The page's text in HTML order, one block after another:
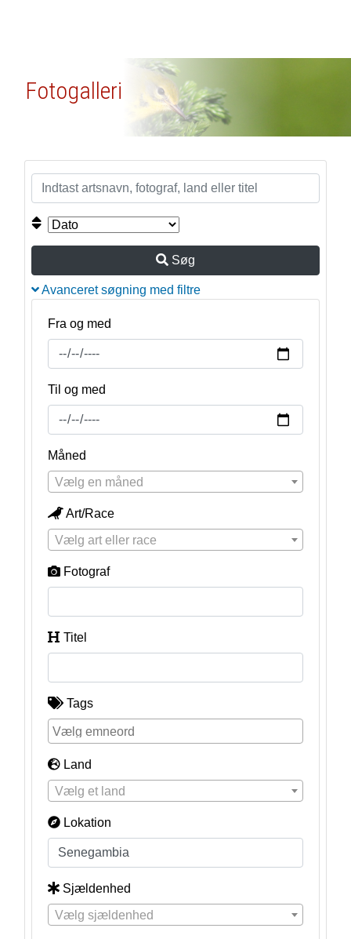
Fotogalleri
Søg
Avanceret søgning med filtre
Fra og med
Til og med
Måned
Vælg en måned
Art/Race
Vælg art eller race
Fotograf
Titel
Tags
Land
Vælg et land
Lokation
Sjældenhed
Vælg sjældenhed